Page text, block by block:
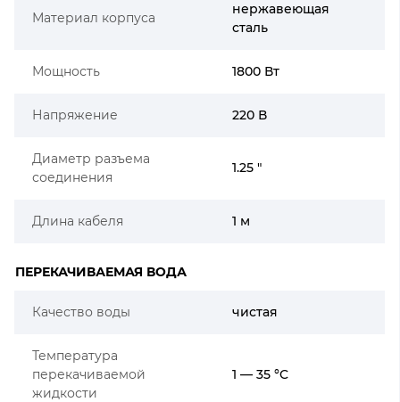
Материал корпуса
нержавеющая
сталь
Мощность 1800 Вт
Напряжение 220 В
Диаметр разъема
соединения
1.25 "
Длина кабеля 1 м
ПЕРЕКАЧИВАЕМАЯ ВОДА
Качество воды чистая
Температура
перекачиваемой
жидкости
1 — 35 °C